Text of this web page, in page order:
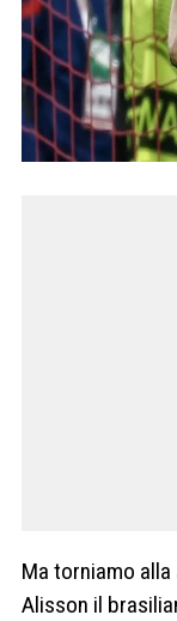
Ma torniamo alla
Alisson il